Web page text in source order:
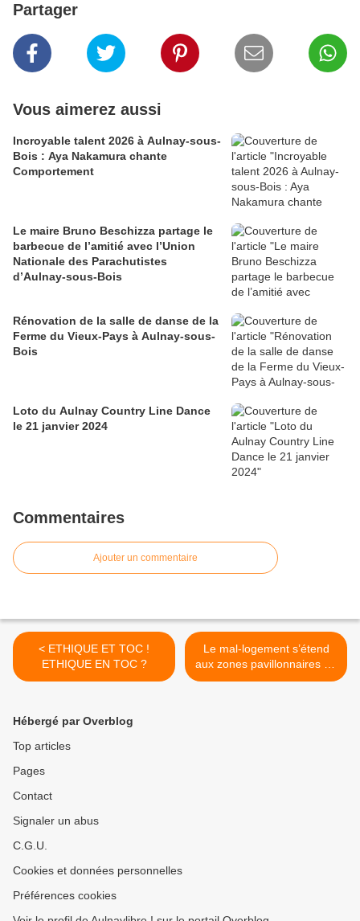
Partager
Vous aimerez aussi
Incroyable talent 2026 à Aulnay-sous-
Bois : Aya Nakamura chante
Comportement
Le maire Bruno Beschizza partage le
barbecue de l’amitié avec l’Union
Nationale des Parachutistes
d’Aulnay-sous-Bois
Rénovation de la salle de danse de la
Ferme du Vieux-Pays à Aulnay-sous-
Bois
Loto du Aulnay Country Line Dance
le 21 janvier 2024
Commentaires
Ajouter un commentaire
< ETHIQUE ET TOC !
ETHIQUE EN TOC ?
Le mal-logement s’étend
aux zones pavillonnaires de
banlieue >
Hébergé par Overblog
Top articles
Pages
Contact
Signaler un abus
C.G.U.
Cookies et données personnelles
Préférences cookies